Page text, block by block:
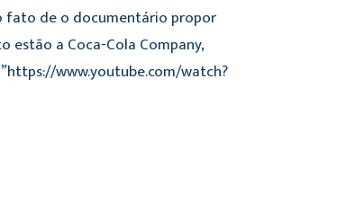
fato de o documentário propor
estão a Coca-Cola Company,
www.youtube.com/watch?